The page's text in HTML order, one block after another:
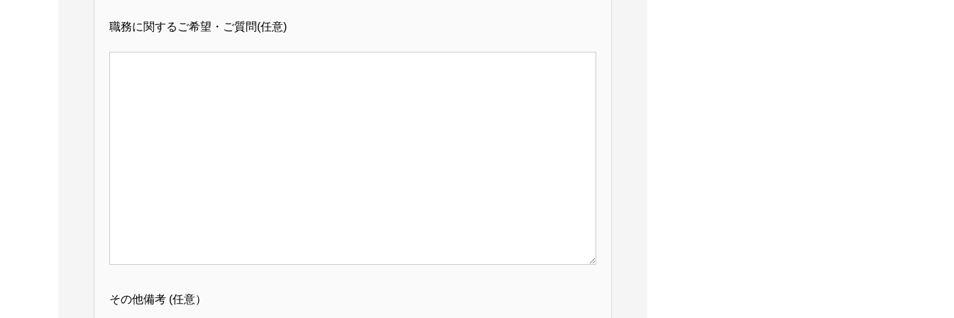
職務に関するご希望・ご質問(任意)
その他備考 (任意）